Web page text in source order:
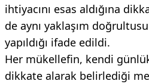
ihtiyacını esas aldığına
de aynı yaklaşım
yapıldığı ifade edildi.
Her mükellefin, kendi
dikkate alarak belirlediği